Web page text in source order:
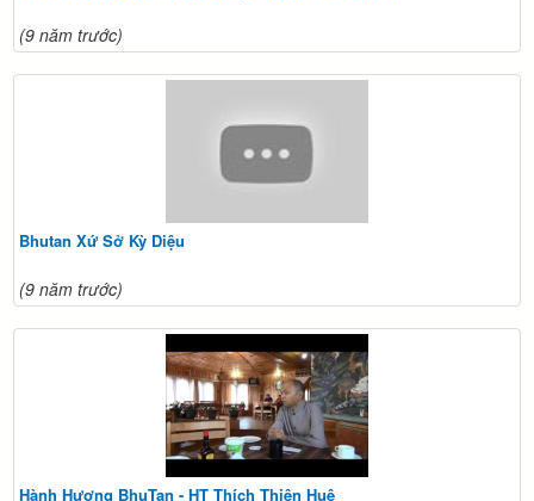
(9 năm trước)
Bhutan Xứ Sở Kỳ Diệu
(9 năm trước)
Hành Hương BhuTan - HT Thích Thiện Huệ